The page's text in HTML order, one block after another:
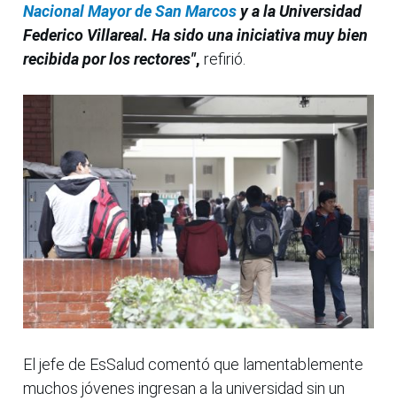
Nacional Mayor de San Marcosy a la Universidad
Federico Villareal. Ha sido una iniciativa muy bien
recibida por los rectores", refirió.
El jefe de EsSalud comentó que lamentablemente
muchos jóvenes ingresan a la universidad sin un